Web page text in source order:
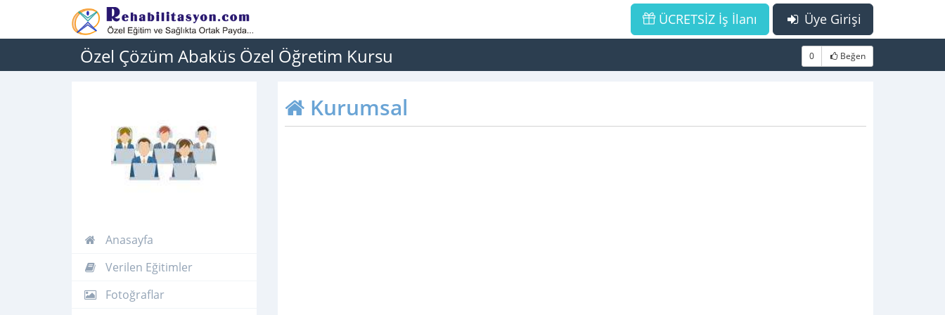
Üye Girişi
ÜCRETSİZ İş İlanı
Özel Çözüm Abaküs Özel Öğretim Kursu 0 Beğen
Anasayfa
Verilen Eğitimler
Fotoğraflar
Kurumsal